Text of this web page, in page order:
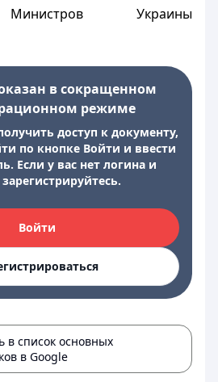
Украины
в сокращенном
режиме
доступ к документу,
по кнопке Войти и ввести
Если у вас нет логина и
Войти
в список основных
в Google